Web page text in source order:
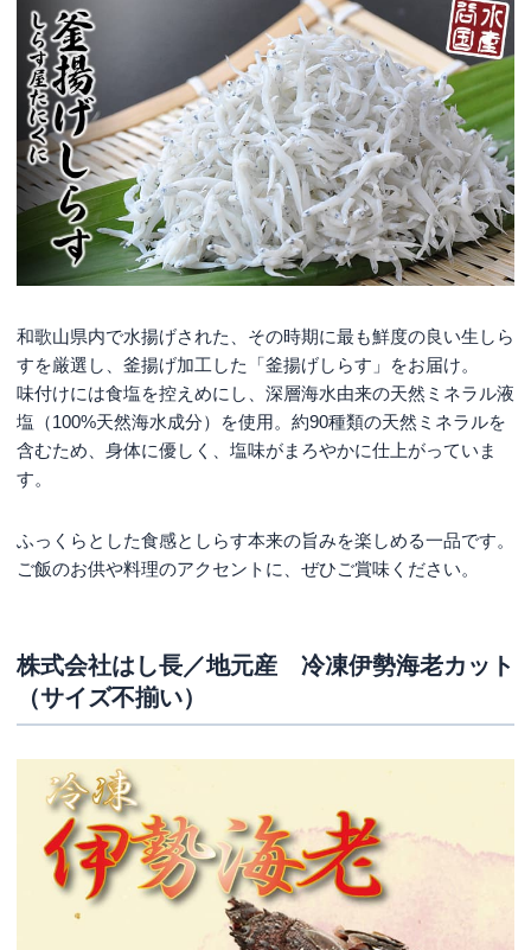
和歌山県内で水揚げされた、その時期に最も鮮度の良い生しら
すを厳選し、釜揚げ加工した「釜揚げしらす」をお届け。
味付けには食塩を控えめにし、深層海水由来の天然ミネラル液
塩（100%天然海水成分）を使用。約90種類の天然ミネラルを
含むため、身体に優しく、塩味がまろやかに仕上がっていま
す。
ふっくらとした食感としらす本来の旨みを楽しめる一品です。
ご飯のお供や料理のアクセントに、ぜひご賞味ください。
株式会社はし長／地元産 冷凍伊勢海老カット
（サイズ不揃い）